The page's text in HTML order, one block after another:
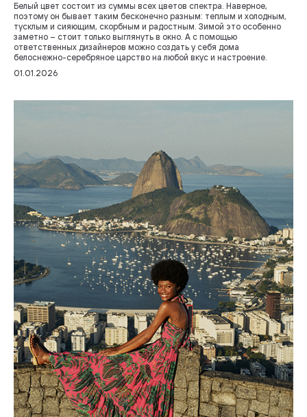
Белый цвет состоит из суммы всех цветов спектра. Наверное,
поэтому он бывает таким бесконечно разным: теплым и холодным,
тусклым и сияющим, скорбным и радостным. Зимой это особенно
заметно – стоит только выглянуть в окно. А с помощью
ответственных дизайнеров можно создать у себя дома
белоснежно-серебряное царство на любой вкус и настроение.
01.01.2026